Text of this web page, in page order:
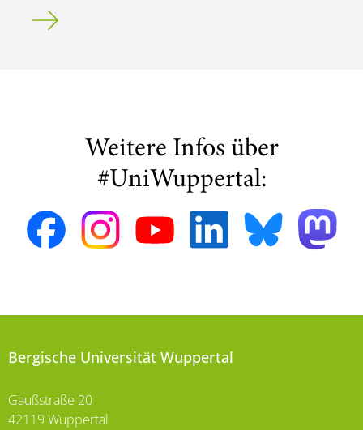
Bergische Universität zeichnet Daniel Neumaier mit dem
Weitere Infos über
#UniWuppertal:
Bergische Universität Wuppertal
Gaußstraße 20
42119 Wuppertal